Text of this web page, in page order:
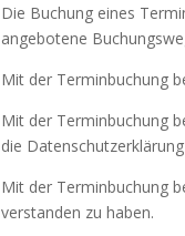
Die Buchung eines
angebotene
Mit der Terminbuchung
Mit der Terminbuchung
die
Mit der Terminbuchung
verstanden zu haben.